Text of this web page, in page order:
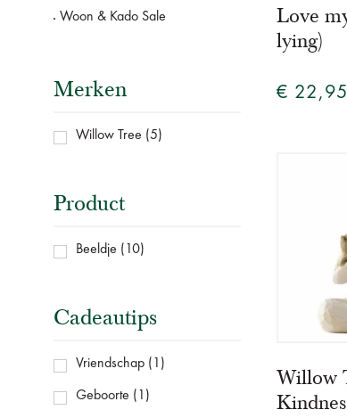
Woon & Kado Sale
Merken
Willow Tree (5)
Product
Beeldje (10)
Cadeautips
Vriendschap (1)
Geboorte (1)
Love
lying)
€ 22,95
Willow